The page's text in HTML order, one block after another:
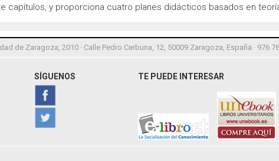
capítulos, y proporciona cuatro planes didácticos basados en
de Zaragoza, 2010 · Calle Pedro Cerbuna, 12, 50009 Zaragoza, España · 976
SÍGUENOS TE PUEDE INTERESAR